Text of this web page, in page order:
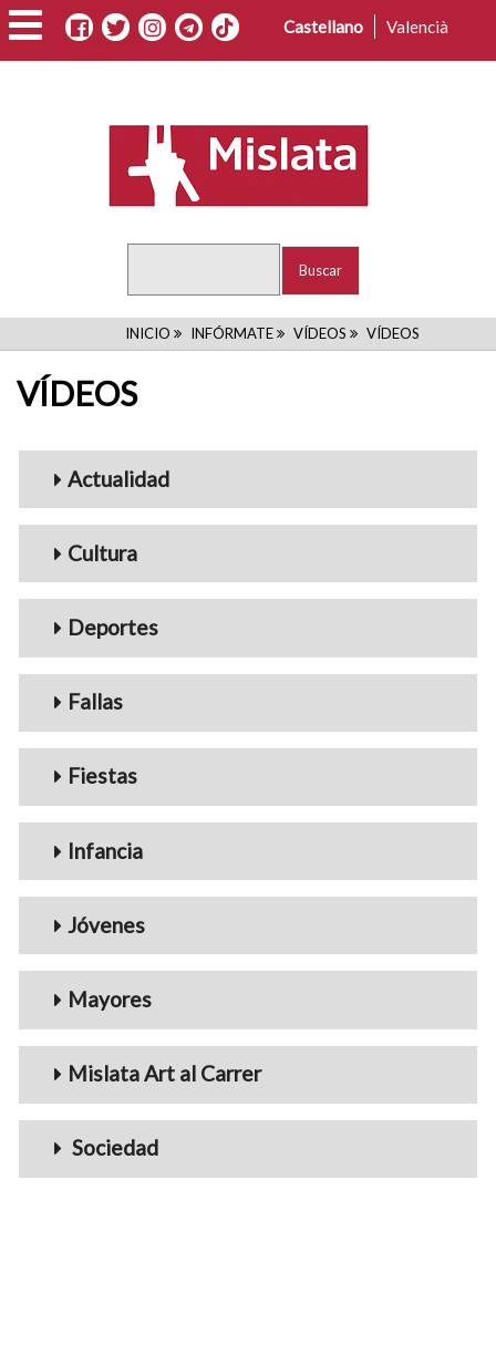
Pasar
al
contenido
Castellano Valencià
RUTA
INICIO INFÓRMATE VÍDEOS VÍDEOS
VÍDEOS
Menu_Videos
Actualidad
Cultura
Deportes
Fallas
Fiestas
Infancia
Jóvenes
Mayores
Mislata Art al Carrer
Sociedad